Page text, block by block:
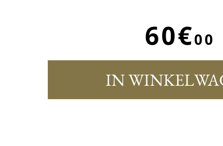
60€00
IN